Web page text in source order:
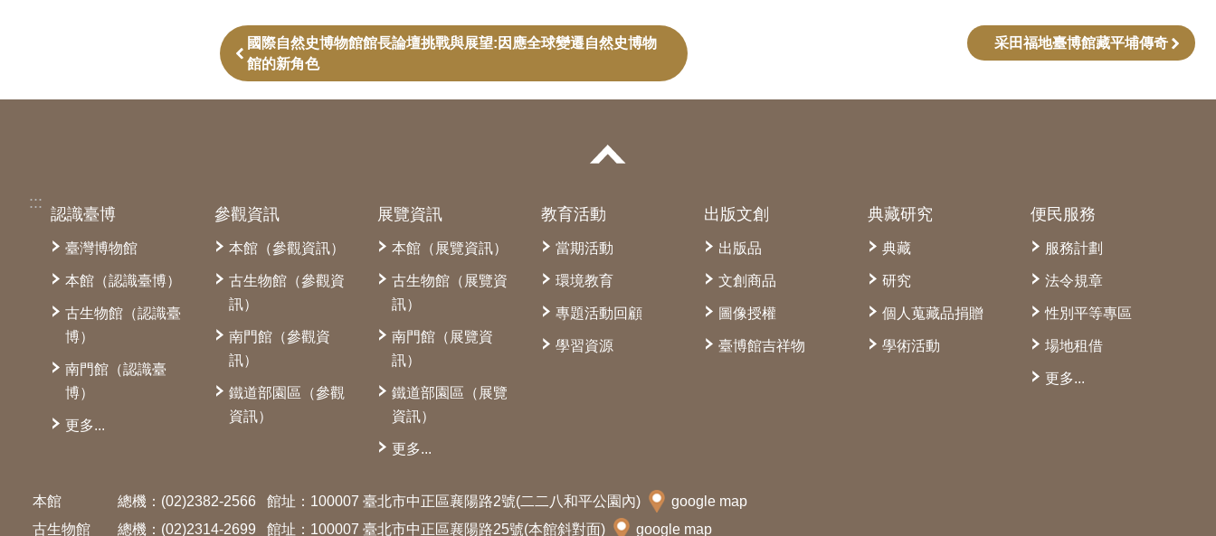
國際自然史博物館館長論壇挑戰與展望:因應全球變遷自然史博物
館的新角色
采田福地臺博館藏平埔傳奇
:::
認識臺博
臺灣博物館
本館（認識臺博）
古生物館（認識臺
博）
南門館（認識臺
博）
更多...
參觀資訊
本館（參觀資訊）
古生物館（參觀資
訊）
南門館（參觀資
訊）
鐵道部園區（參觀
資訊）
展覽資訊
本館（展覽資訊）
古生物館（展覽資
訊）
南門館（展覽資
訊）
鐵道部園區（展覽
資訊）
更多...
教育活動
當期活動
環境教育
專題活動回顧
學習資源
出版文創
出版品
文創商品
圖像授權
臺博館吉祥物
典藏研究
典藏
研究
個人蒐藏品捐贈
學術活動
便民服務
服務計劃
法令規章
性別平等專區
場地租借
更多...
本館 總機：(02)2382-2566 館址：100007 臺北市中正區襄陽路2號(二二八和平公園內)
google map
古生物館
總機：(02)2314-2699 館址：100007 臺北市中正區襄陽路25號(本館斜對面) google map